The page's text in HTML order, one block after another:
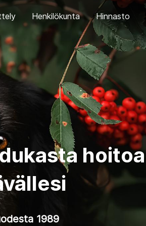
Henkilökunta Hinnasto
hoitoa
1989